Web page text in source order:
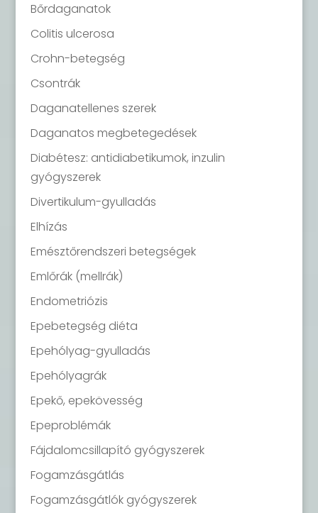
Bőrdaganatok
Colitis ulcerosa
Crohn-betegség
Csontrák
Daganatellenes szerek
Daganatos megbetegedések
Diabétesz: antidiabetikumok, inzulin
gyógyszerek
Divertikulum-gyulladás
Elhízás
Emésztőrendszeri betegségek
Emlőrák (mellrák)
Endometriózis
Epebetegség diéta
Epehólyag-gyulladás
Epehólyagrák
Epekő, epekövesség
Epeproblémák
Fájdalomcsillapító gyógyszerek
Fogamzásgátlás
Fogamzásgátlók gyógyszerek